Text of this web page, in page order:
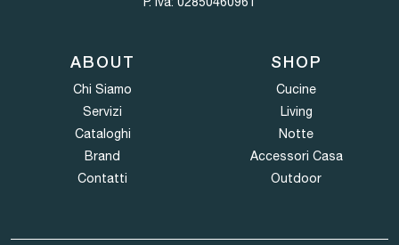
ABOUT
Chi Siamo
Servizi
Cataloghi
Brand
Contatti
SHOP
Cucine
Living
Notte
Accessori Casa
Outdoor